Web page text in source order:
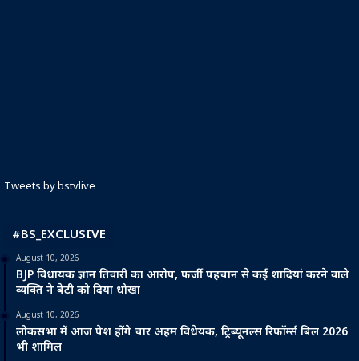
Tweets by bstvlive
#BS_EXCLUSIVE
August 10, 2026
BJP विधायक ज्ञान तिवारी का आरोप, फर्जी पहचान से कई शादियां करने वाले
व्यक्ति ने बेटी को दिया धोखा
August 10, 2026
लोकसभा में आज पेश होंगे चार अहम विधेयक, ट्रिब्यूनल्स रिफॉर्म्स बिल 2026
भी शामिल